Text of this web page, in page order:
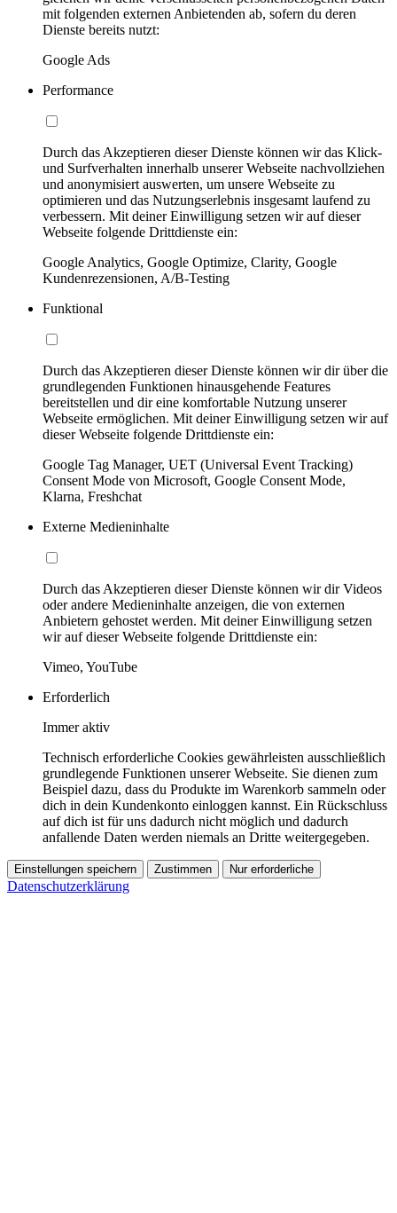
mit folgenden externen Anbietenden ab, sofern du deren
Dienste bereits nutzt:
Google Ads
Performance
Durch das Akzeptieren dieser Dienste können wir das Klick-
und Surfverhalten innerhalb unserer Webseite nachvollziehen
und anonymisiert auswerten, um unsere Webseite zu
optimieren und das Nutzungserlebnis insgesamt laufend zu
verbessern. Mit deiner Einwilligung setzen wir auf dieser
Webseite folgende Drittdienste ein:
Google Analytics, Google Optimize, Clarity, Google
Kundenrezensionen, A/B-Testing
Funktional
Durch das Akzeptieren dieser Dienste können wir dir über die
grundlegenden Funktionen hinausgehende Features
bereitstellen und dir eine komfortable Nutzung unserer
Webseite ermöglichen. Mit deiner Einwilligung setzen wir auf
dieser Webseite folgende Drittdienste ein:
Google Tag Manager, UET (Universal Event Tracking)
Consent Mode von Microsoft, Google Consent Mode,
Klarna, Freshchat
Externe Medieninhalte
Durch das Akzeptieren dieser Dienste können wir dir Videos
oder andere Medieninhalte anzeigen, die von externen
Anbietern gehostet werden. Mit deiner Einwilligung setzen
wir auf dieser Webseite folgende Drittdienste ein:
Vimeo, YouTube
Erforderlich
Immer aktiv
Technisch erforderliche Cookies gewährleisten ausschließlich
grundlegende Funktionen unserer Webseite. Sie dienen zum
Beispiel dazu, dass du Produkte im Warenkorb sammeln oder
dich in dein Kundenkonto einloggen kannst. Ein Rückschluss
auf dich ist für uns dadurch nicht möglich und dadurch
anfallende Daten werden niemals an Dritte weitergegeben.
Einstellungen speichern Zustimmen Nur erforderliche
Datenschutzerklärung